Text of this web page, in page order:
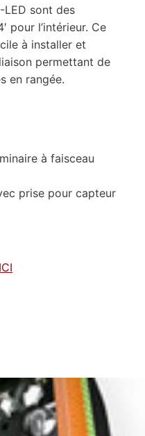
LED sont des
pour l’intérieur. Ce
à installer et
permettant de
en rangée.
à faisceau
prise pour capteur
ICI